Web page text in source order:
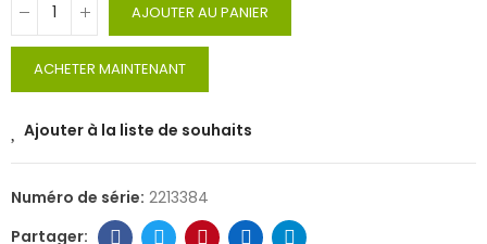
AJOUTER AU PANIER
ACHETER MAINTENANT
Ajouter à la liste de souhaits
Numéro de série: 2213384